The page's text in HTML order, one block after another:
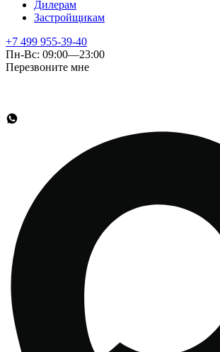
Дилерам
Застройщикам
+7 499 955-39-40
Пн-Вс: 09:00—23:00
Перезвоните мне